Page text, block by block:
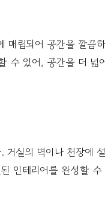
매립되어 공간을 깔끔
수 있어, 공간을 더 넓
실의 벽이나 천장에
인테리어를 완성할 수